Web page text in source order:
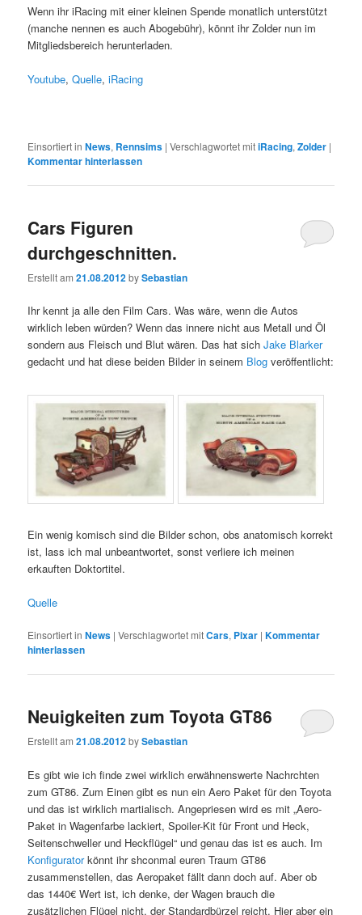
Wenn ihr iRacing mit einer kleinen Spende monatlich unterstützt
(manche nennen es auch Abogebühr), könnt ihr Zolder nun im
Mitgliedsbereich herunterladen.
Youtube,Quelle,iRacing
Einsortiert in News, Rennsims |Verschlagwortet mitiRacing,Zolder |
Kommentar hinterlassen
Cars Figuren
durchgeschnitten.
Erstellt am21.08.2012bySebastian
Ihr kennt ja alle den Film Cars. Was wäre, wenn die Autos
wirklich leben würden? Wenn das innere nicht aus Metall und Öl
sondern aus Fleisch und Blut wären. Das hat sichJake Blarker
gedacht und hat diese beiden Bilder in seinem Blog veröffentlicht:
Ein wenig komisch sind die Bilder schon, obs anatomisch korrekt
ist, lass ich mal unbeantwortet, sonst verliere ich meinen
erkauften Doktortitel.
Quelle
Einsortiert in News |Verschlagwortet mitCars, Pixar |Kommentar
hinterlassen
Neuigkeiten zum Toyota GT86
Erstellt am21.08.2012bySebastian
Es gibt wie ich finde zwei wirklich erwähnenswerte Nachrchten
zum GT86. Zum Einen gibt es nun ein Aero Paket für den Toyota
und das ist wirklich martialisch. Angepriesen wird es mit „Aero-
Paket in Wagenfarbe lackiert, Spoiler-Kit für Front und Heck,
Seitenschweller und Heckflügel“ und genau das ist es auch. Im
Konfiguratorkönnt ihr shconmal euren Traum GT86
zusammenstellen, das Aeropaket fällt dann doch auf. Aber ob
das 1440€ Wert ist, ich denke, der Wagen brauch die
zusätzlichen Flügel nicht, der Standardbürzel reicht. Hier aber ein